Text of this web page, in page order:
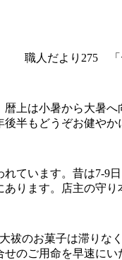
職人だより275 「
上は小暑から大暑
半もどうぞお健やか
ています。昔は7-
ります。店主の守
祓のお菓子は滞り
のご用命を早速に